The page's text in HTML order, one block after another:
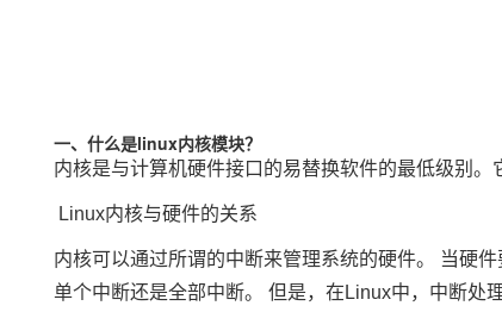
一、什么是linux内核模块？
内核是与计算机硬件接口的易替换软件的最低级别。
Linux内核与硬件的关系
内核可以通过所谓的中断来管理系统的硬件。 当硬
单个中断还是全部中断。 但是，在Linux中，中断处